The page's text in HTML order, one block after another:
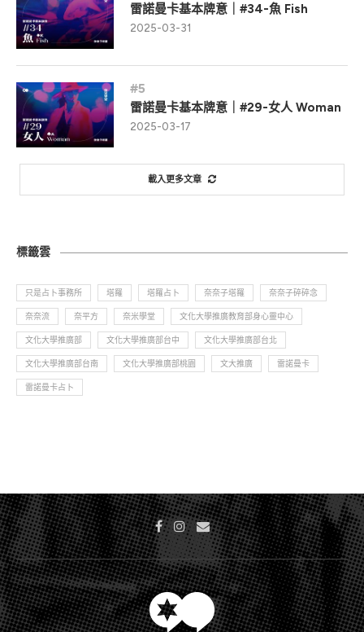
雷諾曼卡基本牌意｜#34-魚 Fish
2025-03-31
雷諾曼卡基本牌意｜#29-女人 Woman
2025-03-17
載入更多文章
標籤雲
只是占卜事務所 塔羅 塔羅占卜 奈奈子塔羅 奈奈子碎碎念
奈奈流 奈平方 奈米學堂 文化大學推廣教育部身心靈中心
文化大學推廣部 文化大學推廣部台中 文化大學推廣部台北
文化大學推廣部台南 文化大學推廣部桃園 文大推廣 雷諾曼卡
雷諾曼卡占卜